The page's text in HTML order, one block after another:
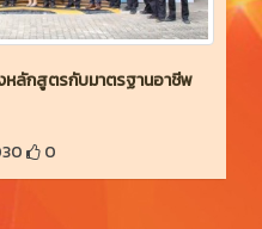
หลักสูตรกับมาตรฐานอาชีพ
0